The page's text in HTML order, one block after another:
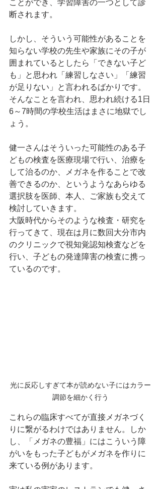
ことができ、学習障害の一つとして診
断されます。
しかし、そういう可能性があることを
知らない学校の先生や家族にその子が
囲まれているとしたら「できない子ど
も」と思われ「練習しなさい」「練習
が足りない」と言われるばかりです。
そんなことを言われ、思われ続ける1日
6～7時間の学校生活はまさに地獄でし
ょう。
健一さんはそういった可能性のある子
どもの検査を医療現場で行い、治療を
して治るのか、メガネを作ることで改
善できるのか、というようなあらゆる
選択肢を医師、本人、ご家族も交えて
検討していきます。
大阪時代からそのような検査・研究を
行ってきて、現在は月に数回大分市内
のクリニックで視知覚認知検査などを
行い、子どもの発達障害の検査に携っ
ているのです。
光に反応しすぎて本が読めない子にはカラー
調節を細かく行う
これらの臨床すべてが直接メガネづく
りに繋がるわけではありません。しか
し、「メガネの豊福」にはこういう障
がいをもった子どもがメガネを作りに
来ている例があります。